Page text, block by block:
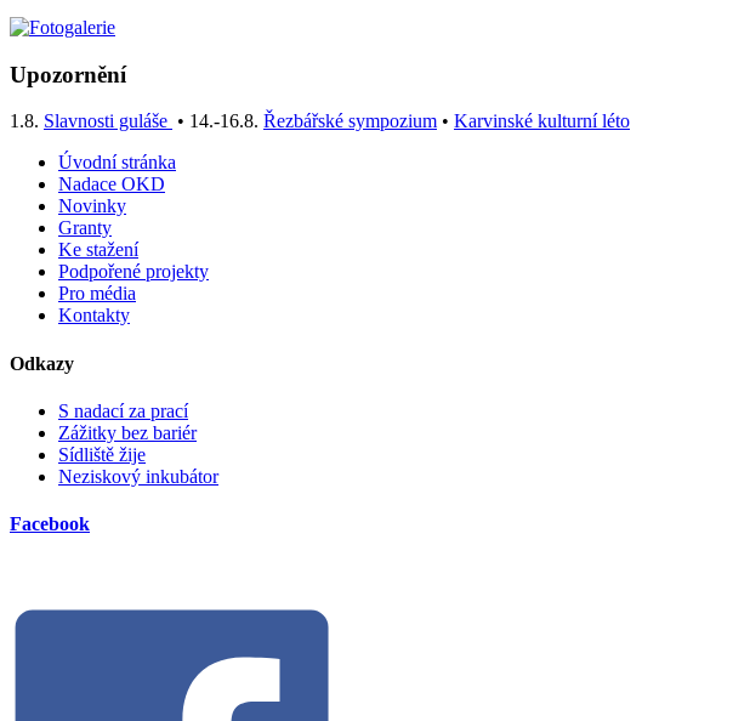
Upozornění
1.8. Slavnosti guláše • 14.-16.8. Řezbářské sympozium • Karvinské kulturní léto
Úvodní stránka
Nadace OKD
Novinky
Granty
Ke stažení
Podpořené projekty
Pro média
Kontakty
Odkazy
S nadací za prací
Zážitky bez bariér
Sídliště žije
Neziskový inkubátor
Facebook